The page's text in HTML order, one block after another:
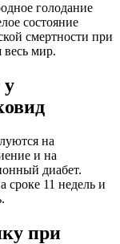
голодание
состояние
смертности при
весь мир.
у
на
и на
диабет.
11 недель и
при